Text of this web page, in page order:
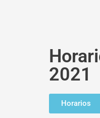
2021
Horarios